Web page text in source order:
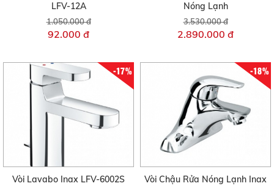
LFV-12A
1.050.000 đ
92.000 đ
Nóng Lạnh
3.530.000 đ
2.890.000 đ
-17%
Vòi Lavabo Inax LFV-6002S
-18%
Vòi Chậu Rửa Nóng Lạnh Inax